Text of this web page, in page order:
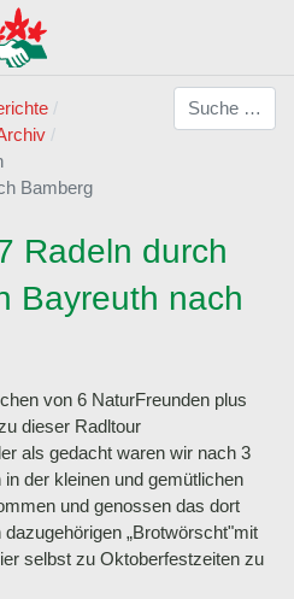
Bamberg
Suchen
Radeln durch
Bayreuth nach
von 6 NaturFreunden plus
dieser Radltour
als gedacht waren wir nach 3
der kleinen und gemütlichen
und genossen das dort
„Brotwörscht"mit
selbst zu Oktoberfestzeiten zu